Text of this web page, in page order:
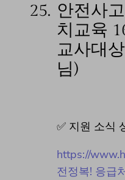
25. 안전사
치교육
교사대
님)
✅ 지원 소식
https://
전정복! 응급